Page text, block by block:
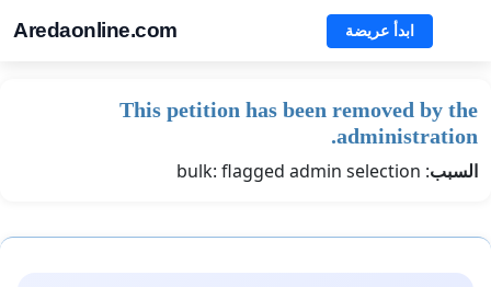
Aredaonline.com ابدأ عريضة
This petition has been removed by the
administration.
السبب: bulk: flagged admin selection